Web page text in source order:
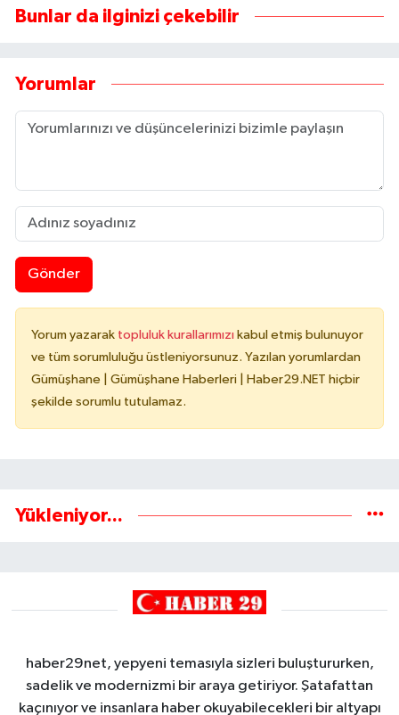
Bunlar da ilginizi çekebilir
Yorumlar
Gönder
Yorum yazarak topluluk kurallarımızı kabul etmiş bulunuyor
ve tüm sorumluluğu üstleniyorsunuz. Yazılan yorumlardan
Gümüşhane | Gümüşhane Haberleri | Haber29.NET hiçbir
şekilde sorumlu tutulamaz.
Yükleniyor...
haber29net, yepyeni temasıyla sizleri buluştururken,
sadelik ve modernizmi bir araya getiriyor. Şatafattan
kaçınıyor ve insanlara haber okuyabilecekleri bir altyapı